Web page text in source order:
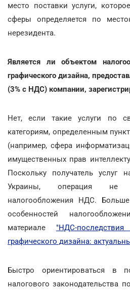
место поставки услуги,
сферы определяется по
нерезидента.
Является ли объектом
графического дизайна,
(3% с НДС) компании,
Нет, если такие услуги по
категориям, определенным
(например, сфера
имущественных прав
Поскольку получатель услуг
Украины, операция не
налогообложения НДС. Больше
особенностей
материале "НДС-
графического дизайна:
Быстро ориентироваться в
налогового законодательства